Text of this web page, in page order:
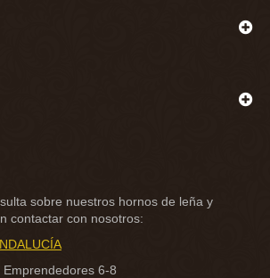
sobre nuestros hornos de leña y
contactar con nosotros:
Emprendedores 6-8